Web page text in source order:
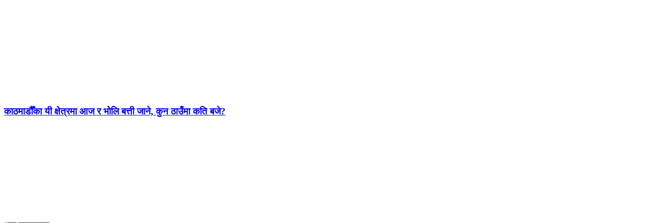
काठमाडौँका यी क्षेत्रमा आज र भोलि बत्ती जाने, कुन ठाउँमा कति बजे?